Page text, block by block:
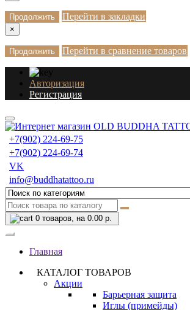
Продолжить Перейти в закладки
×
Продолжить Перейти в сравнение товаров
Авторизация
Регистрация
+7(902) 224-69-75
+7(902) 224-69-74
VK
info@buddhatattoo.ru
0 товаров, на 0.00 р.
Главная
КАТАЛОГ ТОВАРОВ
Акции
Барьерная защита
Иглы (примейды)